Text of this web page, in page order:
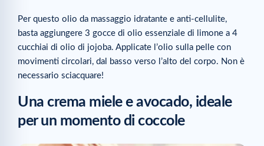
Per questo olio da massaggio idratante e anti-cellulite,
basta aggiungere 3 gocce di olio essenziale di limone a 4
cucchiai di olio di jojoba. Applicate l’olio sulla pelle con
movimenti circolari, dal basso verso l’alto del corpo. Non è
necessario sciacquare!
Una crema miele e avocado, ideale
per un momento di coccole